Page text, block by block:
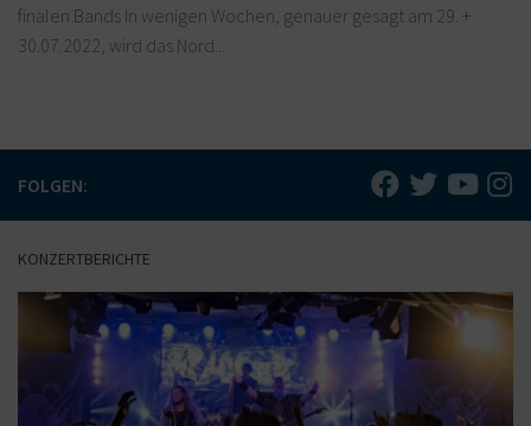
finalen Bands In wenigen Wochen, genauer gesagt am 29. +
30.07.2022, wird das Nord...
FOLGEN:
KONZERTBERICHTE